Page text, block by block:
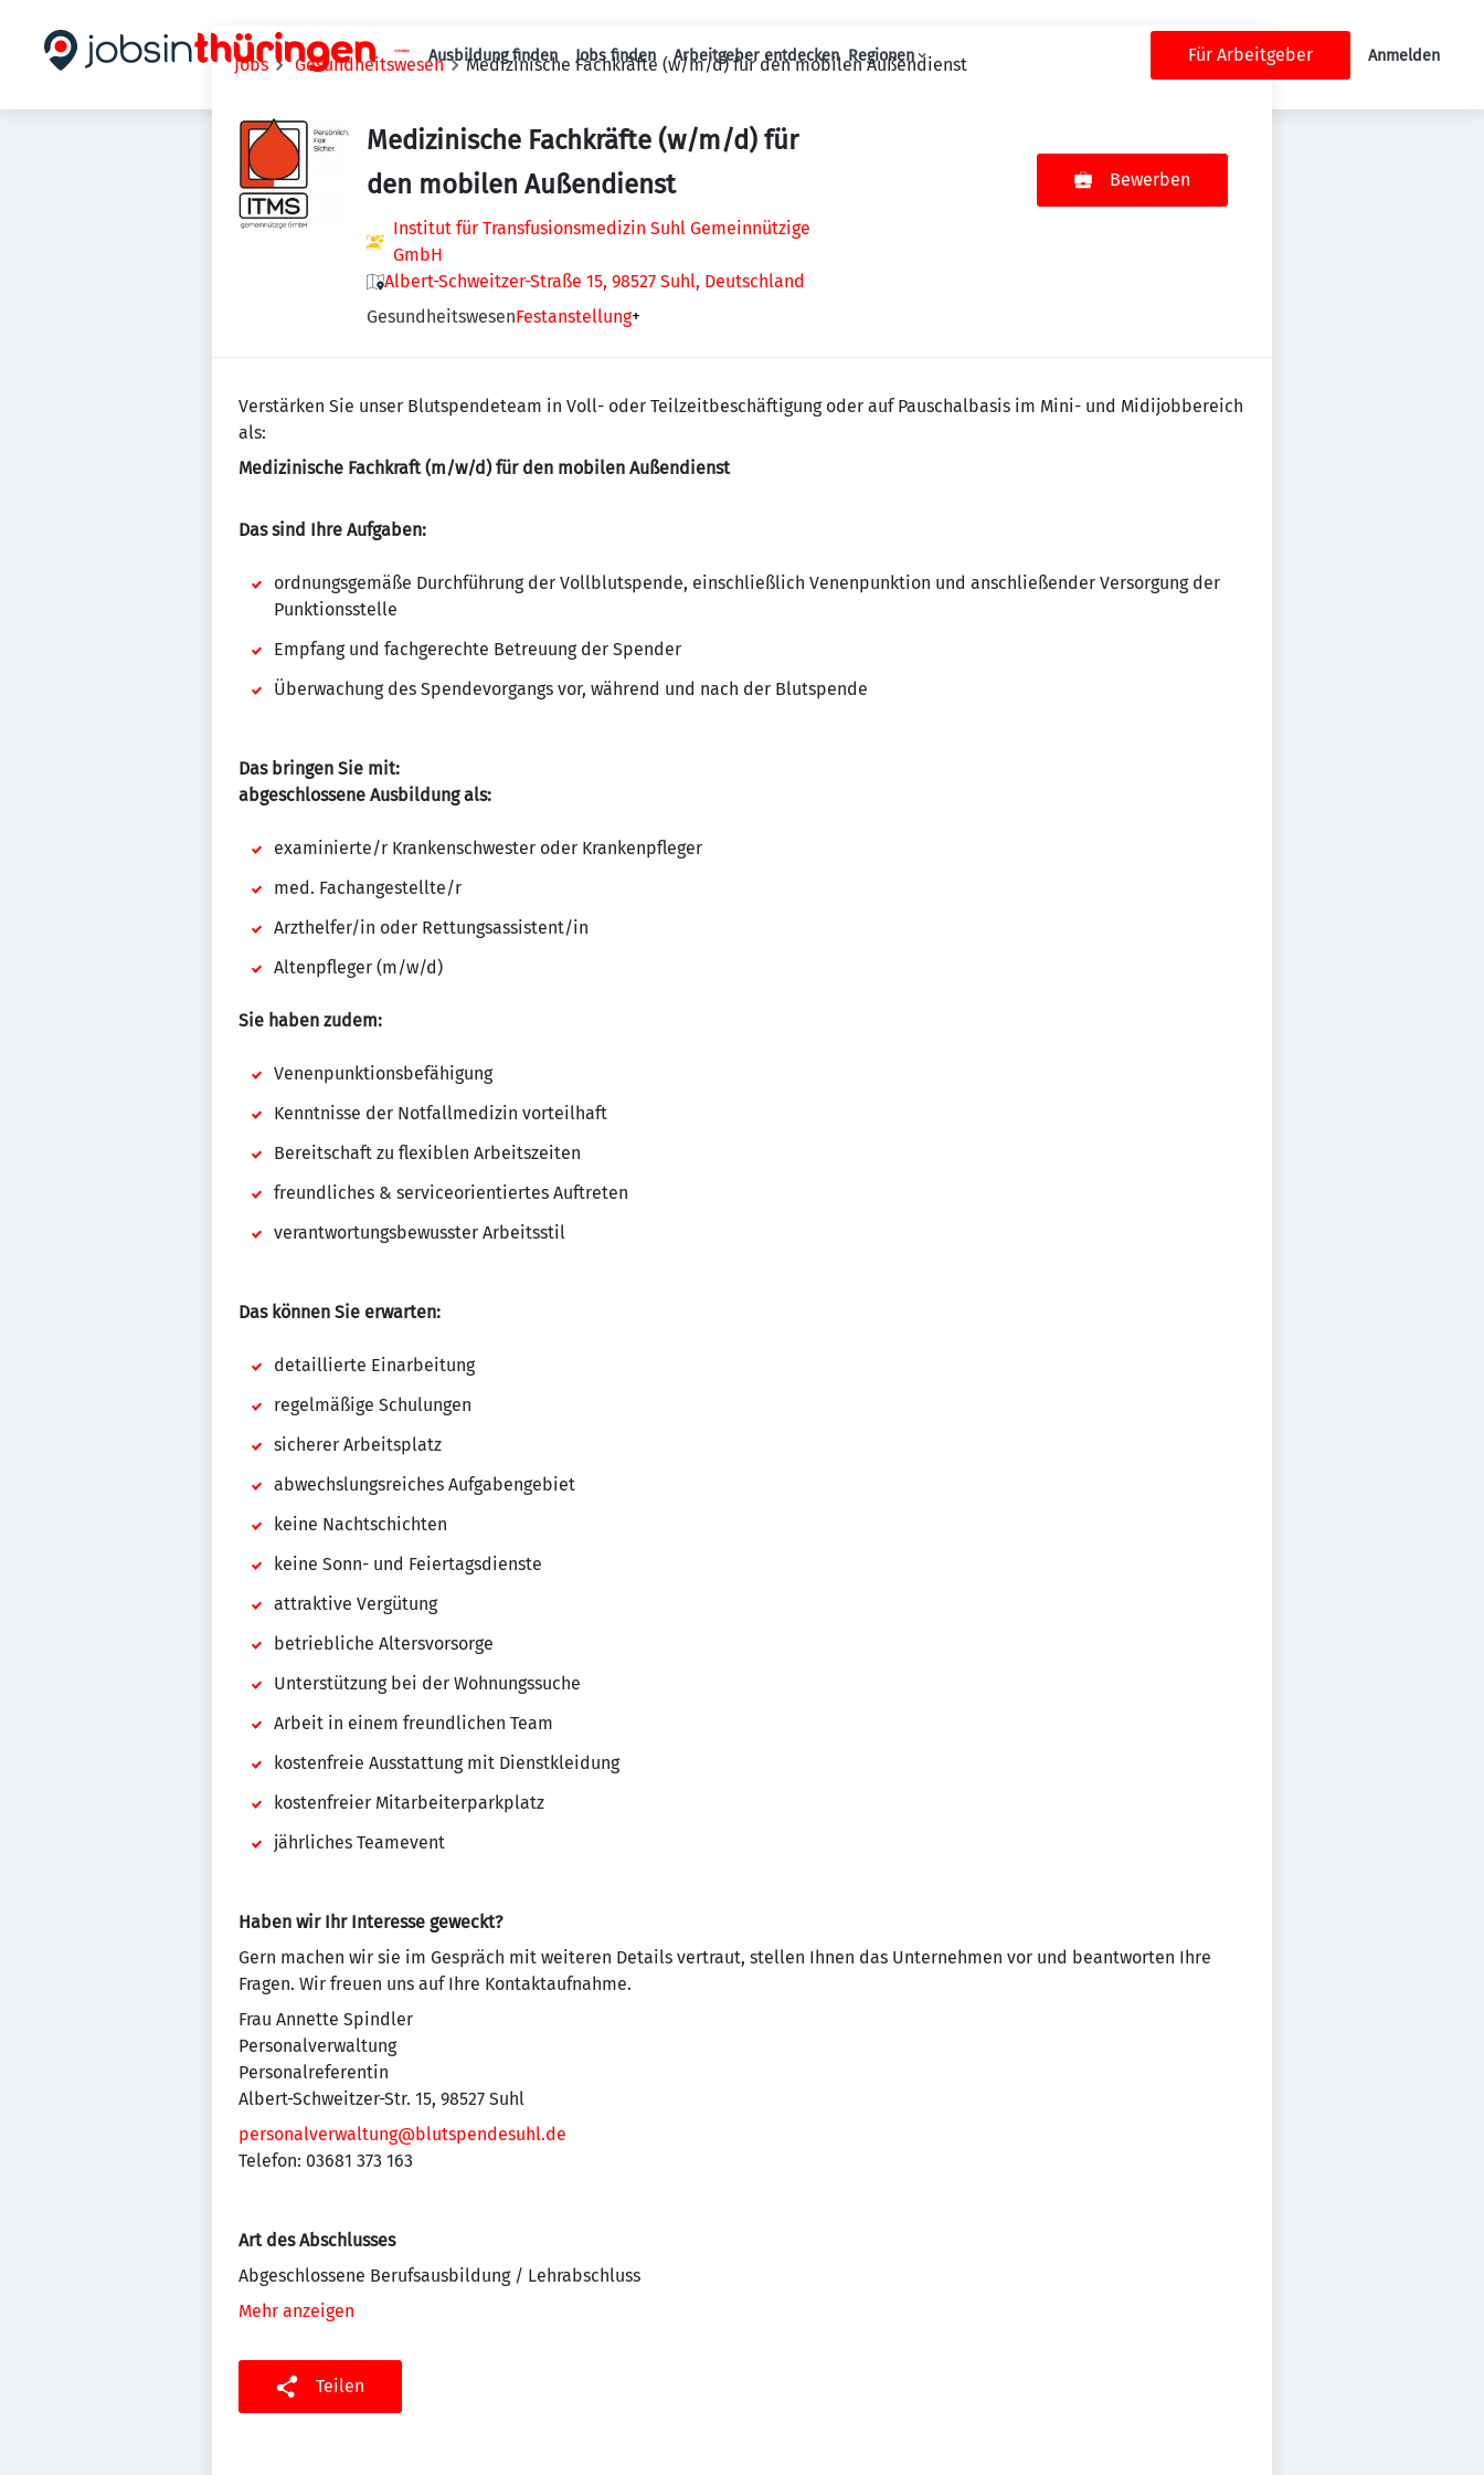
Haupt-Navigation
Ausbildung finden Jobs finden Arbeitgeber entdecken Regionen Für Arbeitgeber Anmelden
Jobs Gesundheitswesen Medizinische Fachkräfte (w/m/d) für den mobilen Außendienst
Medizinische Fachkräfte (w/m/d) für
den mobilen Außendienst
Institut für Transfusionsmedizin Suhl Gemeinnützige
GmbH
Albert-Schweitzer-Straße 15, 98527 Suhl, Deutschland
GesundheitswesenFestanstellung+
Bewerben
Verstärken Sie unser Blutspendeteam in Voll- oder Teilzeitbeschäftigung oder auf Pauschalbasis im Mini- und Midijobbereich
als:
Medizinische Fachkraft (m/w/d) für den mobilen Außendienst
Das sind Ihre Aufgaben:
ordnungsgemäße Durchführung der Vollblutspende, einschließlich Venenpunktion und anschließender Versorgung der
Punktionsstelle
Empfang und fachgerechte Betreuung der Spender
Überwachung des Spendevorgangs vor, während und nach der Blutspende
Das bringen Sie mit:
abgeschlossene Ausbildung als:
examinierte/r Krankenschwester oder Krankenpfleger
med. Fachangestellte/r
Arzthelfer/in oder Rettungsassistent/in
Altenpfleger (m/w/d)
Sie haben zudem:
Venenpunktionsbefähigung
Kenntnisse der Notfallmedizin vorteilhaft
Bereitschaft zu flexiblen Arbeitszeiten
freundliches & serviceorientiertes Auftreten
verantwortungsbewusster Arbeitsstil
Das können Sie erwarten:
detaillierte Einarbeitung
regelmäßige Schulungen
sicherer Arbeitsplatz
abwechslungsreiches Aufgabengebiet
keine Nachtschichten
keine Sonn- und Feiertagsdienste
attraktive Vergütung
betriebliche Altersvorsorge
Unterstützung bei der Wohnungssuche
Arbeit in einem freundlichen Team
kostenfreie Ausstattung mit Dienstkleidung
kostenfreier Mitarbeiterparkplatz
jährliches Teamevent
Haben wir Ihr Interesse geweckt?
Gern machen wir sie im Gespräch mit weiteren Details vertraut, stellen Ihnen das Unternehmen vor und beantworten Ihre
Fragen. Wir freuen uns auf Ihre Kontaktaufnahme.
Frau Annette Spindler
Personalverwaltung
Personalreferentin
Albert-Schweitzer-Str. 15, 98527 Suhl
personalverwaltung@blutspendesuhl.de
Telefon: 03681 373 163
Art des Abschlusses
Abgeschlossene Berufsausbildung / Lehrabschluss
Mehr anzeigen
Teilen